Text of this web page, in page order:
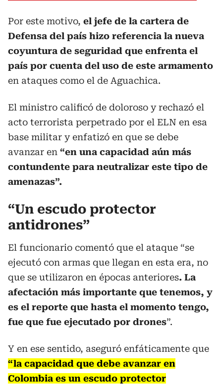
Por este motivo, el jefe de la cartera de
Defensa del país hizo referencia la nueva
coyuntura de seguridad que enfrenta el
país por cuenta del uso de este armamento
en ataques como el de Aguachica.
El ministro calificó de doloroso y rechazó el
acto terrorista perpetrado por el ELN en esa
base militar y enfatizó en que se debe
avanzar en “en una capacidad aún más
contundente para neutralizar este tipo de
amenazas”.
“Un escudo protector
antidrones”
El funcionario comentó que el ataque “se
ejecutó con armas que llegan en esta era, no
que se utilizaron en épocas anteriores. La
afectación más importante que tenemos, y
es el reporte que hasta el momento tengo,
fue que fue ejecutado por drones”.
Y en ese sentido, aseguró enfáticamente que
“la capacidad que debe avanzar en
Colombia es un escudo protector